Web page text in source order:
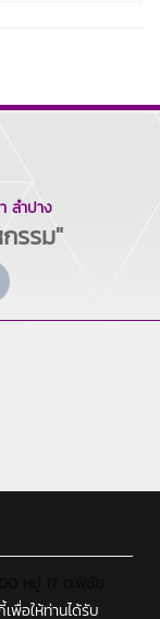
ลำปาง
รรม"
พื่อให้ท่านได้รับ